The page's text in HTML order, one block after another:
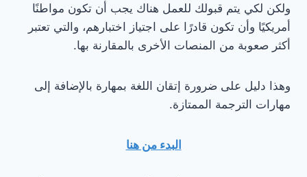
ولكن لكي يتم قبولك للعمل هناك يجب أن تكون مواطنًا
أمريكيًا وأن تكون قادرًا على اجتياز اختبارهم، والتي تعتبر
أكثر صعوبة من المنصات الأخرى بالمقارنة بها.
وهذا دليل على ضرورة إتقان اللغة بمهارة بالإضافة إلى
مهارات الترجمة الممتازة.
البدء من هنا